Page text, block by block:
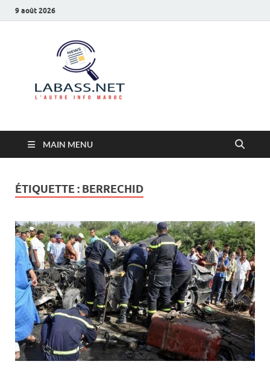
9 août 2026
MAIN MENU
ÉTIQUETTE : BERRECHID